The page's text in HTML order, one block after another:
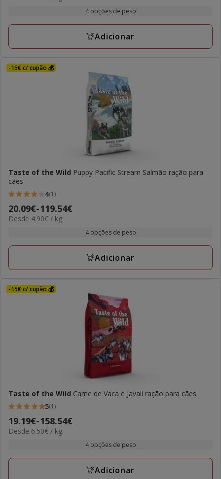
avaliações
a
4 opções de peso
Adicionar
-15€ c/ cupão 💰
Taste of the Wild Puppy Pacific Stream Salmão ração para
cães
4
estrelas
com
avaliações
4(1)
Preço
de
a
20.09€-119.54€
4.90€
Desde 4.90€ / kg
4 opções de peso
Adicionar
-15€ c/ cupão 💰
Taste of the Wild Carne de Vaca e Javali ração para cães
5
estrelas
com
avaliações
5(1)
Preço
de
a
19.19€-158.54€
6.50€
Desde 6.50€ / kg
4 opções de peso
Adicionar